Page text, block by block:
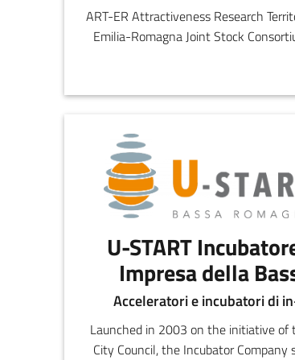
ART-ER Attractiveness Research
Emilia-Romagna Joint Stock
U-START
Impresa della
Romagna -
Acceleratori e incubatori di
Launched in 2003 on the initiative of
City Council, the Incubator Company